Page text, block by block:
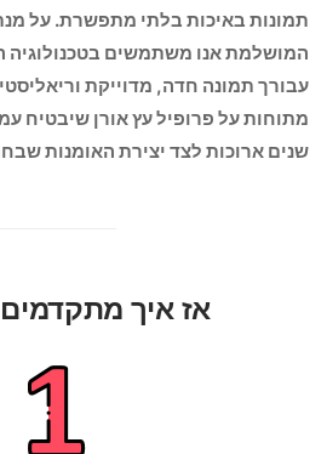
תמונות באיכות בלתי מתפשרת. על
המושלמת אנו משתמשים
עבורך תמונה חדה, מדוייקת
מתוחות על פרופיל עץ אורן שיבטיח
שנים ארוכות לצד יצירת האומנות
אז איך